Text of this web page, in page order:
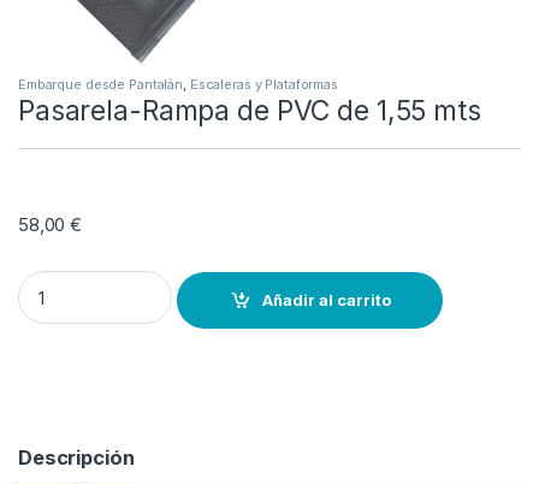
Embarque desde Pantalán, Escaleras y Plataformas
Pasarela-Rampa de PVC de 1,55 mts
58,00€
Pasarela-Rampa de PVC de 1,55 mts quantity
Añadir al carrito
Descripción